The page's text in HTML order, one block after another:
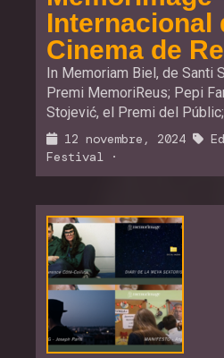
Internacional
Cinema de
In Memoriam Biel, de Santi
Premi MemoriReus; Pepi
Stojević, el Premi del Públic;
12 novembre, 2024
Festival ·